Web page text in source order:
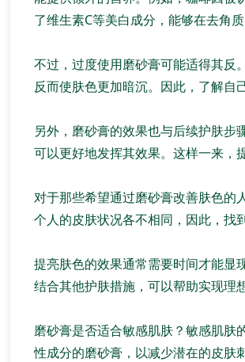
了维生素C等美白成分，能够在去角
不过，过度使用磨砂膏可能适得其反
反而使肤色更加暗沉。因此，了解自
另外，磨砂膏的效果也与后续护肤步
可以更好地发挥其效果。这样一来，
对于那些希望通过磨砂膏改善肤色的
个人的皮肤状况各不相同，因此，找
提亮肤色的效果通常需要时间才能显
结合其他护肤措施，可以帮助实现理
磨砂膏是否适合敏感肌肤？敏感肌肤
性成分的磨砂膏，以减少潜在的皮肤刺